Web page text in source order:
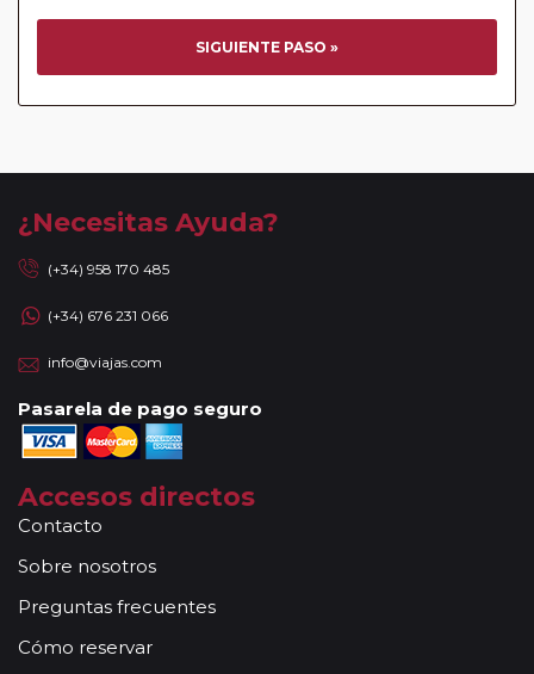
SIGUIENTE PASO »
¿Necesitas Ayuda?
(+34) 958 170 485
(+34) 676 231 066
info@viajas.com
Pasarela de pago seguro
Accesos directos
Contacto
Sobre nosotros
Preguntas frecuentes
Cómo reservar